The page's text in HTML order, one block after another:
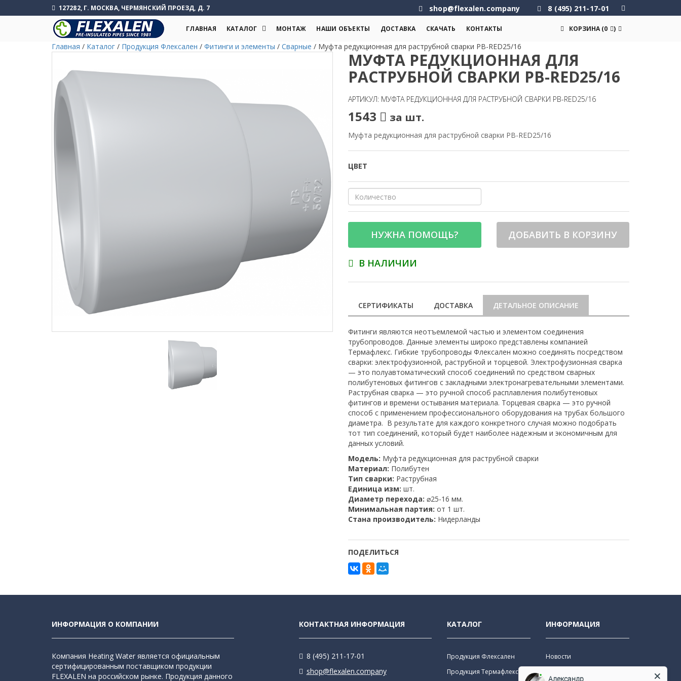
127282, Г. МОСКВА, ЧЕРМЯНСКИЙ ПРОЕЗД, Д. 7 shop@flexalen.company 8 (495) 211-17-01
ГЛАВНАЯ КАТАЛОГ МОНТАЖ НАШИ ОБЪЕКТЫ ДОСТАВКА СКАЧАТЬ КОНТАКТЫ КОРЗИНА (0 )
Главная / Каталог / Продукция Флексален / Фитинги и элементы / Сварные / Муфта редукционная для раструбной сварки PB-RED25/16
МУФТА РЕДУКЦИОННАЯ ДЛЯ
РАСТРУБНОЙ СВАРКИ PB-RED25/16
АРТИКУЛ: МУФТА РЕДУКЦИОННАЯ ДЛЯ РАСТРУБНОЙ СВАРКИ PB-RED25/16
1543 за шт.
Муфта редукционная для раструбной сварки PB-RED25/16
ЦВЕТ
НУЖНА ПОМОЩЬ? ДОБАВИТЬ В КОРЗИНУ
В НАЛИЧИИ
СЕРТИФИКАТЫ ДОСТАВКА ДЕТАЛЬНОЕ ОПИСАНИЕ
Фитинги являются неотъемлемой частью и элементом соединения
трубопроводов. Данные элементы широко представлены компанией
Термафлекс. Гибкие трубопроводы Флексален можно соединять посредством
сварки: электрофузионной, раструбной и торцевой. Электрофузионная сварка
— это полуавтоматический способ соединений по средством сварных
полибутеновых фитингов с закладными электронагревательными элементами.
Раструбная сварка — это ручной способ расплавления полибутеновых
фитингов и времени остывания материала. Торцевая сварка — это ручной
способ с применением профессионального оборудования на трубах большого
диаметра. В результате для каждого конкретного случая можно подобрать
тот тип соединений, который будет наиболее надежным и экономичным для
данных условий.
Модель: Муфта редукционная для раструбной сварки
Материал: Полибутен
Тип сварки: Раструбная
Единица изм: шт.
Диаметр перехода: ⌀25-16 мм.
Минимальная партия: от 1 шт.
Стана производитель: Нидерланды
ПОДЕЛИТЬСЯ
ИНФОРМАЦИЯ О КОМПАНИИ
Компания Heating Water является официальным
сертифицированным поставщиком продукции
FLEXALEN на российском рынке. Продукция данного
КОНТАКТНАЯ ИНФОРМАЦИЯ
8 (495) 211-17-01
shop@flexalen.company
КАТАЛОГ
Продукция Флексален
Продукция Термафлекс
ИНФОРМАЦИЯ
Новости
Александр